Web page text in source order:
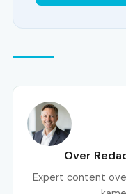
Over
Expert content